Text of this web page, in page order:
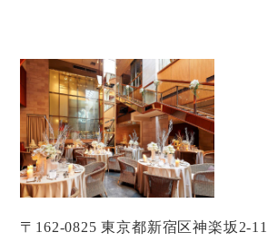
〒162-0825 東京都新宿区神楽坂2-11